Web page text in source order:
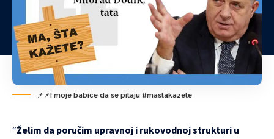
📌📌I moje babice da se pitaju #mastakazete
“Želim da poručim upravnoj i rukovodnoj strukturi u